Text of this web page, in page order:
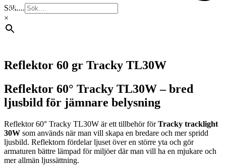
Sök....
×
Reflektor 60 gr Tracky TL30W
Reflektor 60° Tracky TL30W – bred
ljusbild för jämnare belysning
Reflektor 60° Tracky TL30W är ett tillbehör förTracky tracklight
30W som används när man vill skapa en bredare och mer spridd
ljusbild. Reflektorn fördelar ljuset över en större yta och gör
armaturen bättre lämpad för miljöer där man vill ha en mjukare och
mer allmän ljussättning.